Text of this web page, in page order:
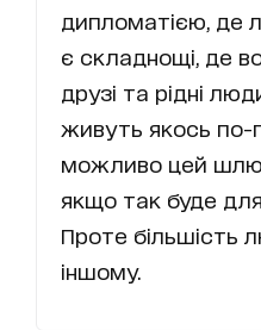
дипломатією, де
є складнощі, де
друзі та рідні
живуть якось по-
можливо цей
якщо так буде
Проте більшість
іншому.